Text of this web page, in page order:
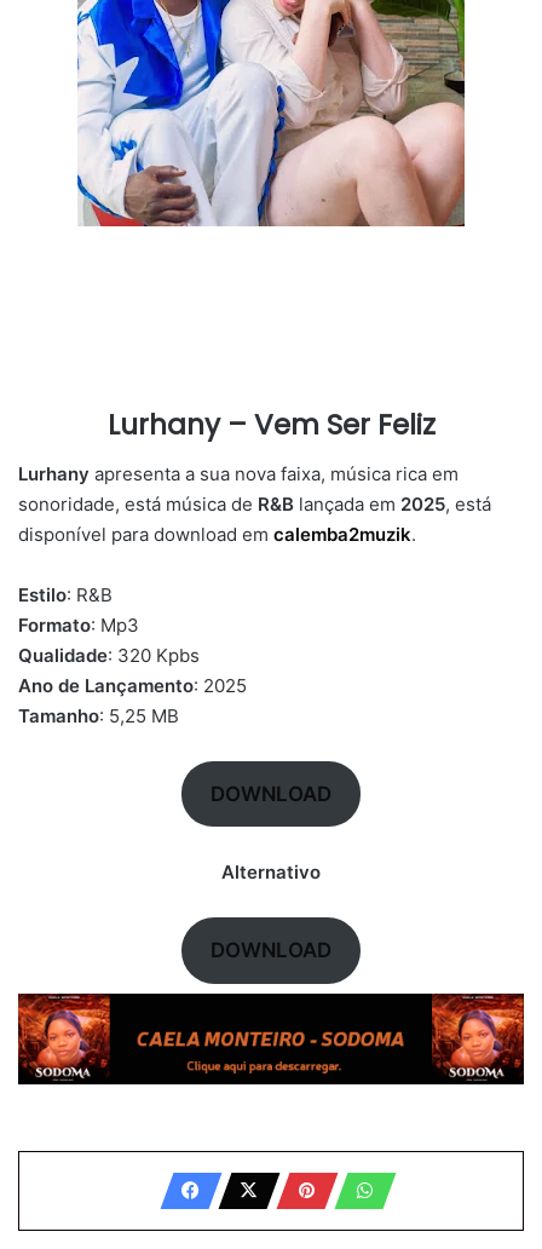
Lurhany – Vem Ser Feliz
Lurhany apresenta a sua nova faixa, música rica em
sonoridade, está música de R&B lançada em 2025, está
disponível para download em calemba2muzik.
Estilo: R&B
Formato: Mp3
Qualidade: 320 Kpbs
Ano de Lançamento: 2025
Tamanho: 5,25 MB
DOWNLOAD
Alternativo
DOWNLOAD